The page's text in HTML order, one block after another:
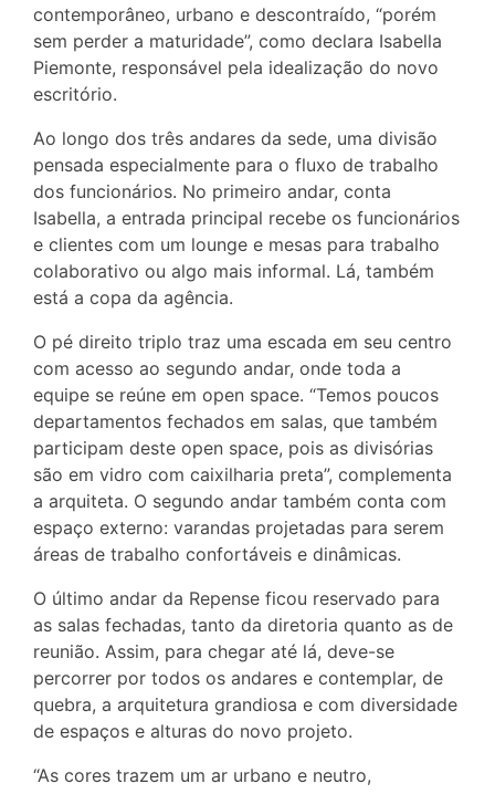
contemporâneo, urbano e descontraído, “porém
sem perder a maturidade”, como declara Isabella
Piemonte, responsável pela idealização do novo
escritório.
Ao longo dos três andares da sede, uma divisão
pensada especialmente para o fluxo de trabalho
dos funcionários. No primeiro andar, conta
Isabella, a entrada principal recebe os funcionários
e clientes com um lounge e mesas para trabalho
colaborativo ou algo mais informal. Lá, também
está a copa da agência.
O pé direito triplo traz uma escada em seu centro
com acesso ao segundo andar, onde toda a
equipe se reúne em open space. “Temos poucos
departamentos fechados em salas, que também
participam deste open space, pois as divisórias
são em vidro com caixilharia preta”, complementa
a arquiteta. O segundo andar também conta com
espaço externo: varandas projetadas para serem
áreas de trabalho confortáveis e dinâmicas.
O último andar da Repense ficou reservado para
as salas fechadas, tanto da diretoria quanto as de
reunião. Assim, para chegar até lá, deve-se
percorrer por todos os andares e contemplar, de
quebra, a arquitetura grandiosa e com diversidade
de espaços e alturas do novo projeto.
“As cores trazem um ar urbano e neutro,